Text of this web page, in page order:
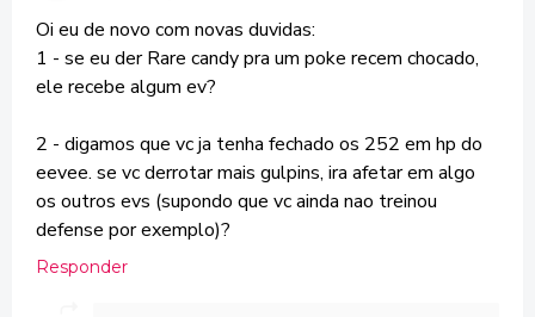
Oi eu de novo com novas duvidas:
1 - se eu der Rare candy pra um poke recem chocado,
ele recebe algum ev?
2 - digamos que vc ja tenha fechado os 252 em hp do
eevee. se vc derrotar mais gulpins, ira afetar em algo
os outros evs (supondo que vc ainda nao treinou
defense por exemplo)?
Responder